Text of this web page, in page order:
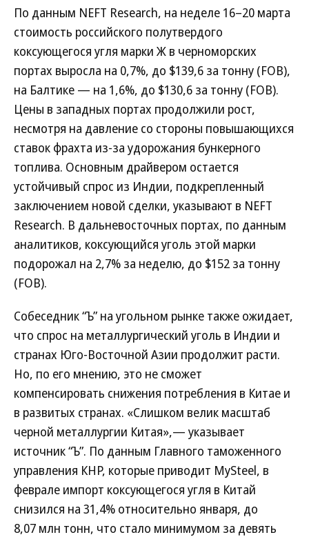
По данным NEFT Research, на неделе 16–20 марта
стоимость российского полутвердого
коксующегося угля марки Ж в черноморских
портах выросла на 0,7%, до $139,6 за тонну (FOB),
на Балтике — на 1,6%, до $130,6 за тонну (FOB).
Цены в западных портах продолжили рост,
несмотря на давление со стороны повышающихся
ставок фрахта из-за удорожания бункерного
топлива. Основным драйвером остается
устойчивый спрос из Индии, подкрепленный
заключением новой сделки, указывают в NEFT
Research. В дальневосточных портах, по данным
аналитиков, коксующийся уголь этой марки
подорожал на 2,7% за неделю, до $152 за тонну
(FOB).
Собеседник “Ъ” на угольном рынке также ожидает,
что спрос на металлургический уголь в Индии и
странах Юго-Восточной Азии продолжит расти.
Но, по его мнению, это не сможет
компенсировать снижения потребления в Китае и
в развитых странах. «Слишком велик масштаб
черной металлургии Китая»,— указывает
источник “Ъ”. По данным Главного таможенного
управления КНР, которые приводит MySteel, в
феврале импорт коксующегося угля в Китай
снизился на 31,4% относительно января, до
8,07 млн тонн, что стало минимумом за девять